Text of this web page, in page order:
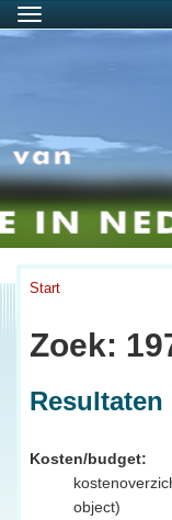
Menu
Start
Zoek:
Resultaten
Kosten/budget:
object)